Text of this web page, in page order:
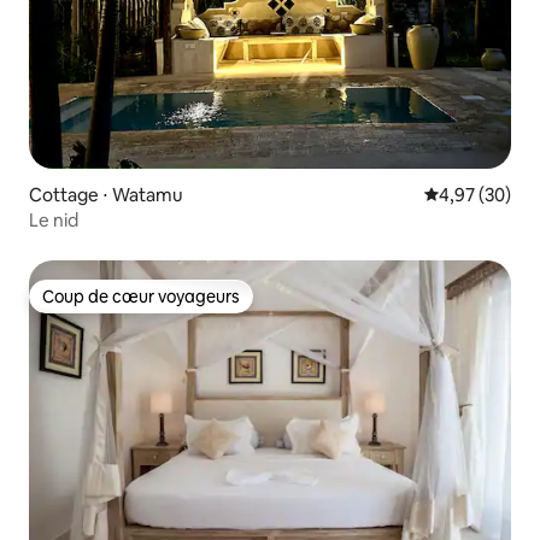
Cottage ⋅ Watamu Évaluation
4,97 (30)
Le nid
Coup de cœur voyageurs
Coup de cœur voyageurs